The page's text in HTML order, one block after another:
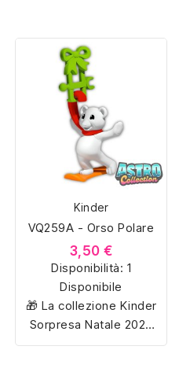
Kinder
VQ259A - Orso Polare
3,50 €
Disponibilità: 1
Disponibile
🎁 La collezione Kinder
Sorpresa Natale 2025
include12 personaggi